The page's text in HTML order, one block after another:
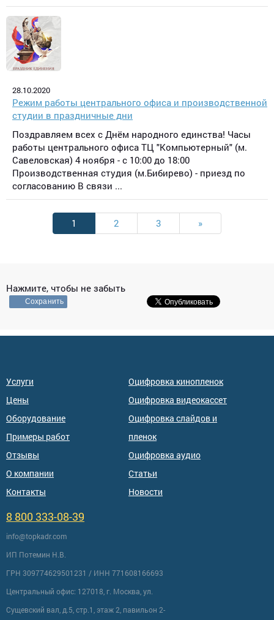
28.10.2020
Режим работы центрального офиса и производственной
студии в праздничные дни
Поздравляем всех с Днём народного единства! Часы
работы центрального офиса ТЦ "Компьютерный" (м.
Савеловская) 4 ноября - с 10:00 до 18:00
Производственная студия (м.Бибирево) - приезд по
согласованию В связи ...
1 2 3 »
Нажмите, чтобы не забыть
Сохранить
Услуги
Цены
Оборудование
Примеры работ
Отзывы
О компании
Контакты
Оцифровка кинопленок
Оцифровка видеокассет
Оцифровка слайдов и
пленок
Оцифровка аудио
Статьи
Новости
8 800 333-08-39
info@topkadr.com
ИП Потемин Н.В.
ГРН 309774629501231 / ИНН 771608166693
Центральный офис: 127018, г. Москва, ул.
Сущевский вал, д.5, стр.1, этаж 2, павильон 2-